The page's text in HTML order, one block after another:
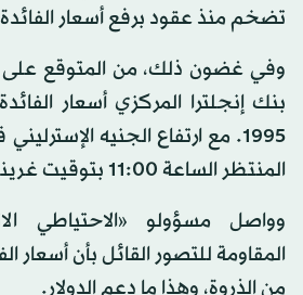
تضخم منذ عقود برفع أسعار
وفي غضون ذلك، من المتوقع على
بنك إنجلترا المركزي أسعار
1995. مع ارتفاع الجنيه
المنتظر الساعة 11:00 بتوقيت غرينتش.
وواصل مسؤولو «الاحتياطي
المقاومة للتصور القائل بأن أسعار
من الذروة، وهذا ما دعم الدولار.